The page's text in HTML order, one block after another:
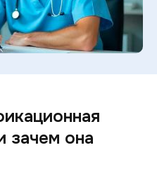
зачем она